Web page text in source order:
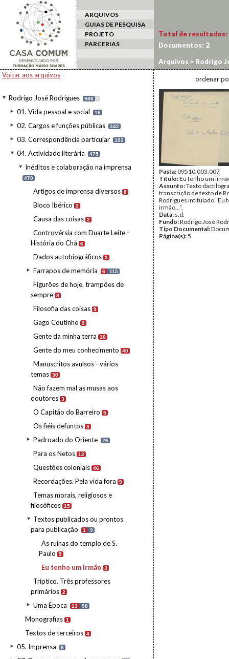
ARQUIVOS
GUIAS DE PESQUISA
PROJETO
PARCERIAS
Voltar aos arquivos
Rodrigo José Rodrigues 986 I
01. Vida pessoal e social 18
02. Cargos e funções públicas 342
03. Correspondência particular 102
04. Actividade literária 475
Inéditos e colaboração na imprensa
470
Artigos de imprensa diversos 8
Bloco Ibérico 2
Causa das coisas 2
Controvérsia com Duarte Leite -
História do Chá
6
Dados autobiográficos 3
Farrapos de memória 6 115
Figurões de hoje, trampões de
sempre 8
Filosofia das coisas 9
Gago Coutinho 9
Gente da minha terra 10
Gente do meu conhecimento 40
Manuscritos avulsos - vários
temas 30
Não fazem mal as musas aos
doutores 3
O Capitão do Barreiro 5
Os fiéis defuntos 3
Padroado do Oriente 26
Para os Netos 12
Questões coloniais 46
Recordações. Pela vida fora 9
Temas morais, religiosos e
filosóficos 15
Textos publicados ou prontos
para publicação
1 9
As ruínas do templo de S.
Paulo
5
Eu tenho um irmão 3
Tríptico. Três professores
primários 2
Uma Época 13 98
Monografias 1
Textos de terceiros 4
05. Imprensa 8
Total de resultados:
Documentos: 2
Arquivos > Rodrigo
Textos publicados
ordenar
Pasta:09510.003.007
Título:Eu tenho um
Assunto:Texto
transcrição de texto de
Rodrigues intitulado “Eu
irmão...”.
Data: s.d.
Fundo:Rodrigo José
Tipo Documental:
Página(s):5